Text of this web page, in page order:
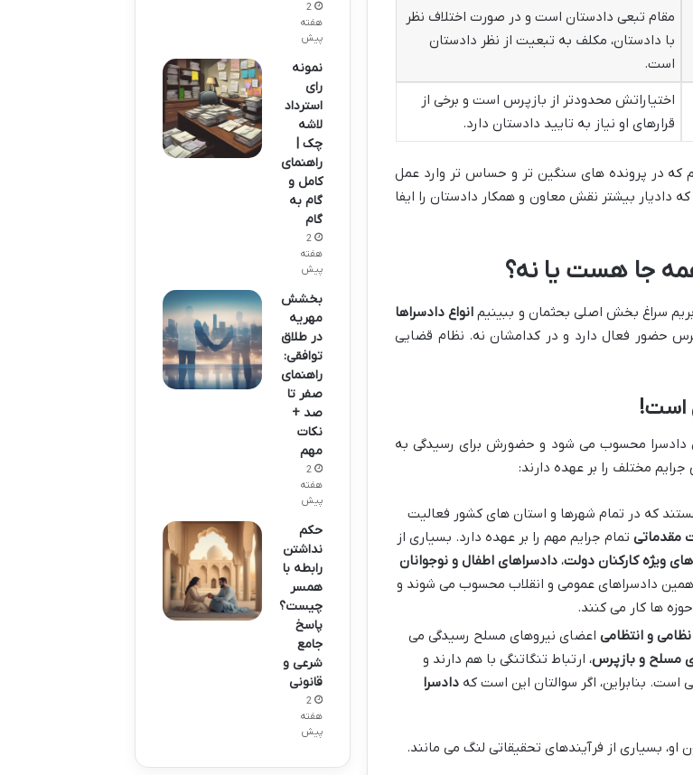
مقام تبعی دادستان است و در صورت اختلاف نظر
با دادستان، مکلف به تبعیت از نظر دادستان
است.
اختیاراتش محدودتر از بازپرس است و برخی از
قرارهای او نیاز به تایید دادستان دارد.
که در پرونده های سنگین تر و حساس تر وارد عمل
دادیار بیشتر نقش معاون و همکار دادستان را ایفا
جا هست یا نه؟
سراغ بخش اصلی بحثمان و ببینیم انواع دادسراها
حضور فعال دارد و در کدامشان نه. نظام قضایی
است!
دادسرا محسوب می شود و حضورش برای رسیدگی به
مختلف را بر عهده دارند:
که در تمام شهرها و استان های کشور فعالیت
مقدماتی تمام جرایم مهم را بر عهده دارد. بسیاری از
ویژه کارکنان دولت،دادسراهای اطفال و نوجوانان
همین دادسراهای عمومی و انقلاب محسوب می شوند و
ها کار می کنند.
و انتظامی اعضای نیروهای مسلح رسیدگی می
مسلح و بازپرس، ارتباط تنگاتنگی با هم دارند و
است. بنابراین، اگر سوالتان این است کهدادسرا
بسیاری از فرآیندهای تحقیقاتی لنگ می مانند.
2
هفته
پیش
نمونه
رای
استرداد
لاشه
چک |
راهنمای
کامل و
گام به
گام
2
هفته
پیش
بخشش
مهریه
در طلاق
توافقی:
راهنمای
صفر تا
صد +
نکات
مهم
2
هفته
پیش
حکم
نداشتن
رابطه با
همسر
چیست؟
پاسخ
جامع
شرعی و
قانونی
2
هفته
پیش